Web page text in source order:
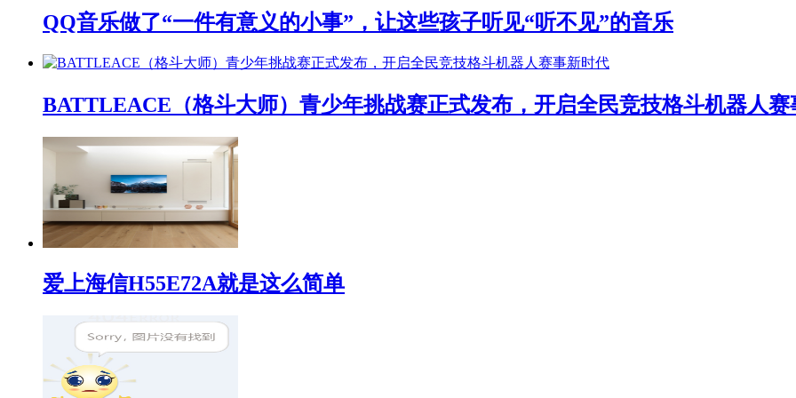
QQ音乐做了“一件有意义的小事”，让这些孩子听见“听不见”的音乐
BATTLEACE（格斗大师）青少年挑战赛正式发布，开启全民竞技格斗机器人赛
爱上海信H55E72A就是这么简单